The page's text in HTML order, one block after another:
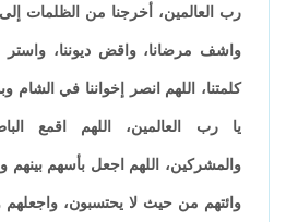
رب العالمين، أخرجنا من الظلمات إلى
واشف مرضانا، واقض ديوننا، واستر
كلمتنا، اللهم انصر إخواننا في الشام
يا رب العالمين، اللهم اقمع
والمشركين، اللهم اجعل بأسهم بينهم
وائتهم من حيث لا يحتسبون، واجعلهم